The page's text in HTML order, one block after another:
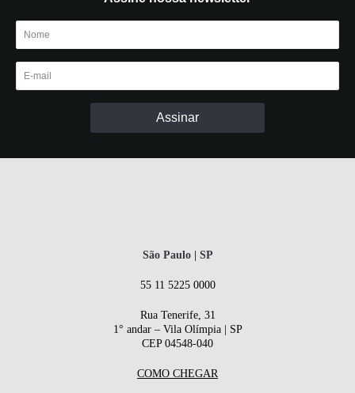
São Paulo | SP
55 11 5225 0000
Rua Tenerife, 31
1° andar – Vila Olímpia | SP
CEP 04548-040
COMO CHEGAR